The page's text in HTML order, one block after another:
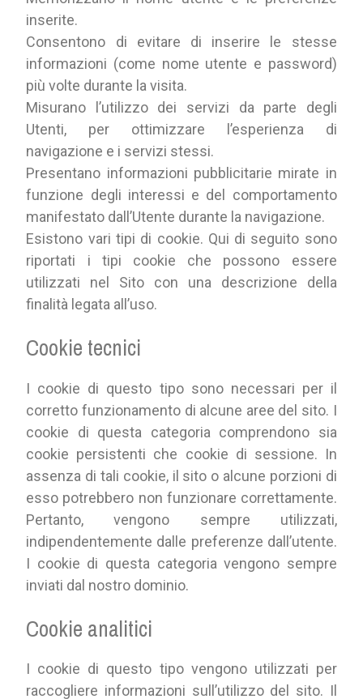
inserite.
Consentono di evitare di inserire le stesse
informazioni (come nome utente e password)
più volte durante la visita.
Misurano l’utilizzo dei servizi da parte degli
Utenti, per ottimizzare l’esperienza di
navigazione e i servizi stessi.
Presentano informazioni pubblicitarie mirate in
funzione degli interessi e del comportamento
manifestato dall’Utente durante la navigazione.
Esistono vari tipi di cookie. Qui di seguito sono
riportati i tipi cookie che possono essere
utilizzati nel Sito con una descrizione della
finalità legata all’uso.
Cookie tecnici
I cookie di questo tipo sono necessari per il
corretto funzionamento di alcune aree del sito. I
cookie di questa categoria comprendono sia
cookie persistenti che cookie di sessione. In
assenza di tali cookie, il sito o alcune porzioni di
esso potrebbero non funzionare correttamente.
Pertanto, vengono sempre utilizzati,
indipendentemente dalle preferenze dall’utente.
I cookie di questa categoria vengono sempre
inviati dal nostro dominio.
Cookie analitici
I cookie di questo tipo vengono utilizzati per
raccogliere informazioni sull’utilizzo del sito. Il